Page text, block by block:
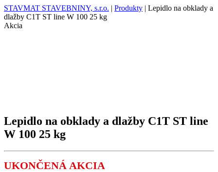
STAVMAT STAVEBNINY, s.r.o. | Produkty | Lepidlo na obklady a
dlažby C1T ST line W 100 25 kg
Akcia
Lepidlo na obklady a dlažby C1T ST line
W 100 25 kg
UKONČENÁ AKCIA